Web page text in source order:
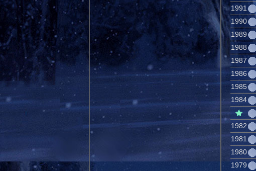
1991
1990
1989
1988
1987
1986
1985
1984
1982
1981
1980
1979